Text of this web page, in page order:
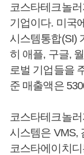
코스타테크놀
기업이다. 미국
시스템통합(SI)
히 애플, 구글,
로벌 기업들을
준 매출액은
코스타테크놀
시스템은 VMS,
코스타에이치